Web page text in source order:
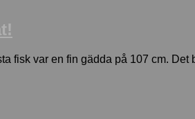
fisk var en fin gädda på 107 cm. Det